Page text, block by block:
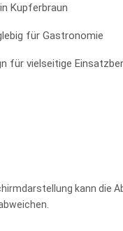
Kupferbraun
für Gastronomie
für vielseitige
kann die